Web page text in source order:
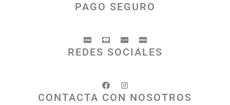
PAGO SEGURO
REDES SOCIALES
CONTACTA CON NOSOTROS